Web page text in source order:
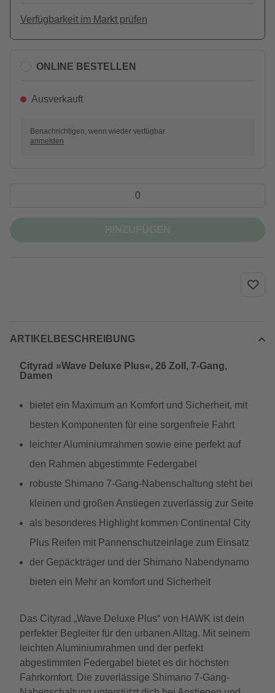
Verfügbarkeit im Markt prüfen
ONLINE BESTELLEN
Ausverkauft
Benachrichtigen, wenn wieder verfügbar
anmelden
ARTIKELBESCHREIBUNG
Cityrad »Wave Deluxe Plus«, 26 Zoll, 7-Gang,
Damen
bietet ein Maximum an Komfort und Sicherheit, mit
besten Komponenten für eine sorgenfreie Fahrt
leichter Aluminiumrahmen sowie eine perfekt auf
den Rahmen abgestimmte Federgabel
robuste Shimano 7-Gang-Nabenschaltung steht bei
kleinen und großen Anstiegen zuverlässig zur Seite
als besonderes Highlight kommen Continental City
Plus Reifen mit Pannenschutzeinlage zum Einsatz
der Gepäckträger und der Shimano Nabendynamo
bieten ein Mehr an komfort und Sicherheit
Das Cityrad „Wave Deluxe Plus“ von HAWK ist dein
perfekter Begleiter für den urbanen Alltag. Mit seinem
leichten Aluminiumrahmen und der perfekt
abgestimmten Federgabel bietet es dir höchsten
Fahrkomfort. Die zuverlässige Shimano 7-Gang-